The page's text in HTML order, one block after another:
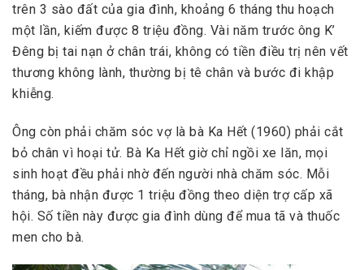
trên 3 sào đất của gia đình, khoảng 6 tháng thu hoạch
một lần, kiếm được 8 triệu đồng. Vài năm trước ông K’
Đêng bị tai nạn ở chân trái, không có tiền điều trị nên vết
thương không lành, thường bị tê chân và bước đi khập
khiễng.
Ông còn phải chăm sóc vợ là bà Ka Hết (1960) phải cắt
bỏ chân vì hoại tử. Bà Ka Hết giờ chỉ ngồi xe lăn, mọi
sinh hoạt đều phải nhờ đến người nhà chăm sóc. Mỗi
tháng, bà nhận được 1 triệu đồng theo diện trợ cấp xã
hội. Số tiền này được gia đình dùng để mua tã và thuốc
men cho bà.